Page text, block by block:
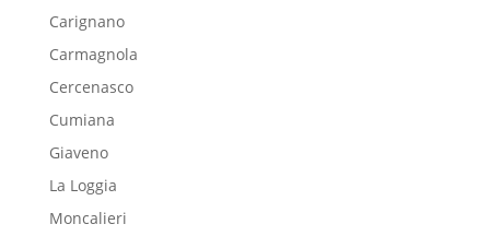
Carignano
Carmagnola
Cercenasco
Cumiana
Giaveno
La Loggia
Moncalieri